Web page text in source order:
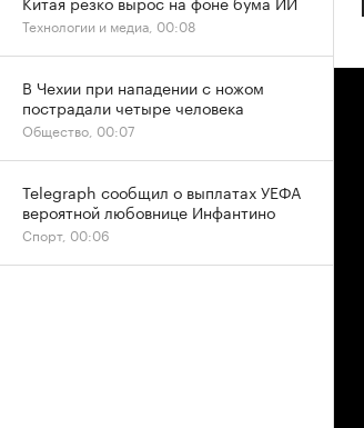
Технологии и медиа, 00:08
В Чехии при нападении с ножом
пострадали четыре человека
Общество, 00:07
Telegraph сообщил о выплатах УЕФА
вероятной любовнице Инфантино
Спорт, 00:06